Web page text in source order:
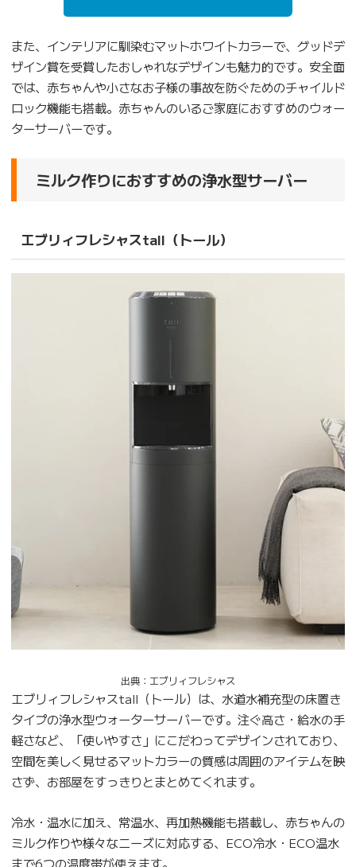
また、インテリアに馴染むマットホワイトカラーで、グッドデ
ザイン賞を受賞したおしゃれなデザインも魅力的です。安全面
では、赤ちゃんや小さなお子様の事故を防ぐためのチャイルド
ロック機能も搭載。赤ちゃんのいるご家庭におすすめのウォー
ターサーバーです。
ミルク作りにおすすめの浄水型サーバー
エブリィフレシャスtall（トール）
出典：エブリィフレシャス
エブリィフレシャスtall（トール）は、水道水補充型の床置き
タイプの浄水型ウォーターサーバーです。注ぐ高さ・給水の手
軽さなど、「使いやすさ」にこだわってデザインされており、
空間を美しく見せるマットカラーの質感は周囲のアイテムを映
さず、お部屋をすっきりとまとめてくれます。
冷水・温水に加え、常温水、再加熱機能も搭載し、赤ちゃんの
ミルク作りや様々なニーズに対応する、ECO冷水・ECO温水
まで6つの温度帯が使えます。